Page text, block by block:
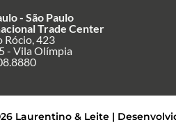
- São Paulo
Trade Center
Rócio, 423
- Vila Olímpia
Laurentino & Leite |